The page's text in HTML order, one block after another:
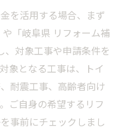
を活用する場合、まず
「岐阜県 リフォーム補
、対象工事や申請条件を
象となる工事は、トイ
耐震工事、高齢者向け
ご自身の希望するリフ
事前にチェックしまし